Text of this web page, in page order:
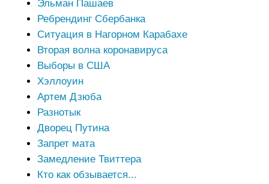
Эльман Пашаев
Ребрендинг Сбербанка
Ситуация в Нагорном Карабахе
Вторая волна коронавируса
Выборы в США
Хэллоуин
Артем Дзюба
Разнотык
Дворец Путина
Запрет мата
Замедление Твиттера
Кто как обзывается...